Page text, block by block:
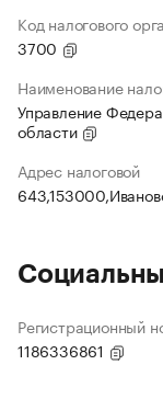
Код налогового
3700
Наименование
Управление
области
Адрес налоговой
Регистрационный
1186336861